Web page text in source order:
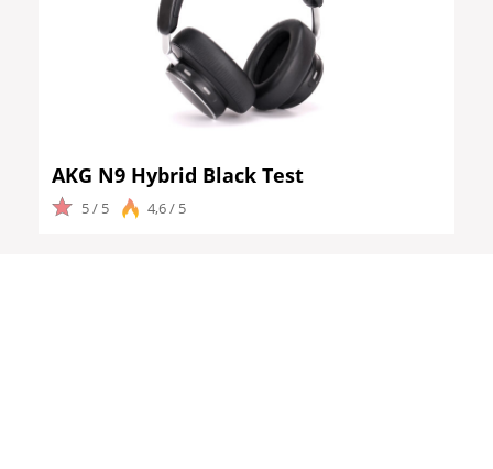
AKG N9 Hybrid Black Test
5 / 5 4,6 / 5